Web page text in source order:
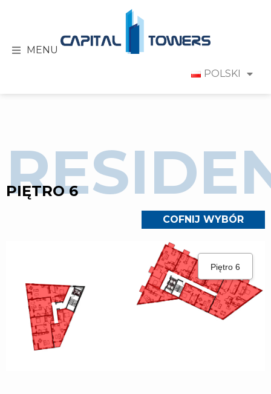
MENU
POLSKI
PIĘTRO 6
COFNIJ WYBÓR